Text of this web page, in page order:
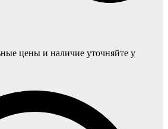
цены и наличие уточняйте у